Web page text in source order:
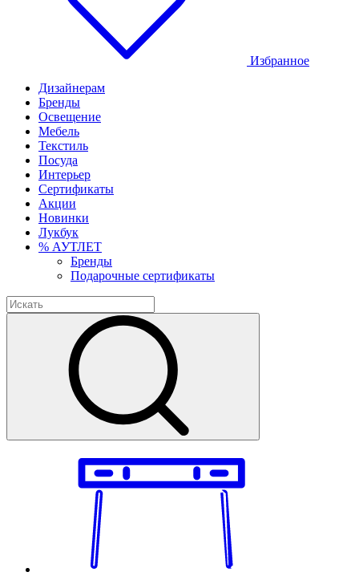
Избранное
Дизайнерам
Бренды
Освещение
Мебель
Текстиль
Посуда
Интерьер
Сертификаты
Акции
Новинки
Лукбук
% АУТЛЕТ
Бренды
Подарочные сертификаты